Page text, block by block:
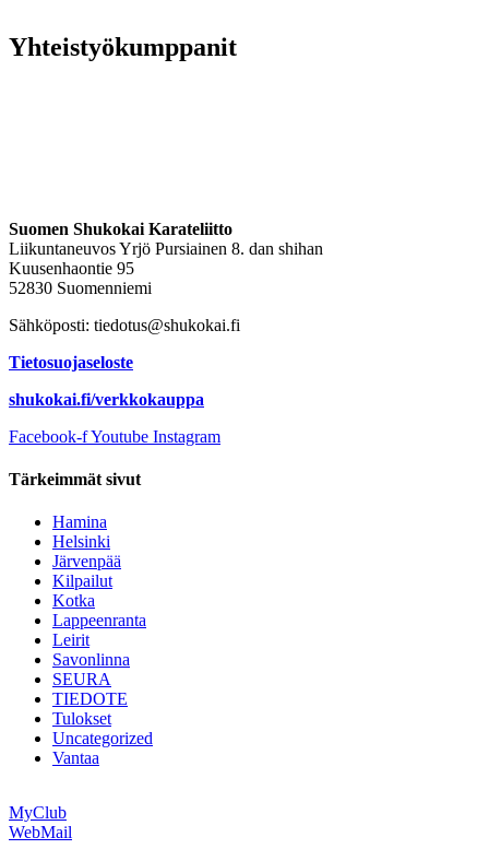
Yhteistyökumppanit
Suomen Shukokai Karateliitto
Liikuntaneuvos Yrjö Pursiainen 8. dan shihan
Kuusenhaontie 95
52830 Suomenniemi
Sähköposti: tiedotus@shukokai.fi
Tietosuojaseloste
shukokai.fi/verkkokauppa
Facebook-fYoutube Instagram
Tärkeimmät sivut
Hamina
Helsinki
Järvenpää
Kilpailut
Kotka
Lappeenranta
Leirit
Savonlinna
SEURA
TIEDOTE
Tulokset
Uncategorized
Vantaa
MyClub
WebMail